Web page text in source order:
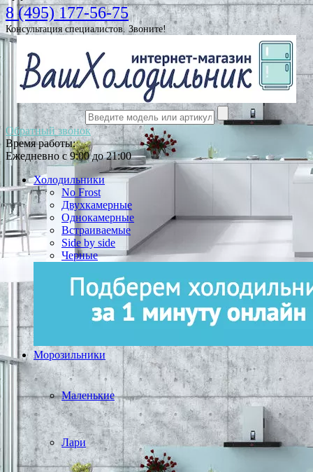
8 (495) 177-56-75
Консультация специалистов. Звоните!
Обратный звонок
Время работы:
Ежедневно с 9:00 до 21:00
Холодильники
No Frost
Двухкамерные
Однокамерные
Встраиваемые
Side by side
Черные
Морозильники
Маленькие
Лари